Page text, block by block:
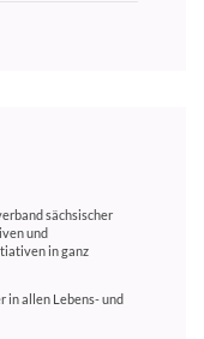
sächsischer
und
in ganz
in allen Lebens- und